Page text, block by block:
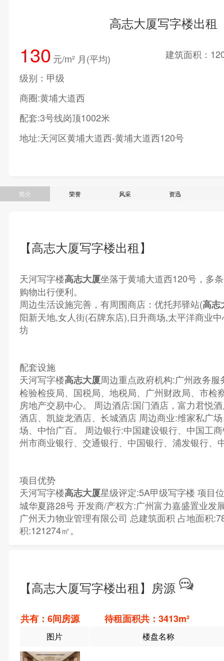
高志大厦写字楼出租
130 元/m² 月(平均)
建筑面积：
级别：甲级
商圈:黄埔大道西
配套:3号线岗顶1002米
地址:天河区黄埔大道西-黄埔大道西120号
简介 荣誉 风采 资迅
【高志大厦写字楼出租】
天河写字楼高志大厦坐落于黄埔大道西120号，多
购物出行便利。
周边生活设施完善，有周围商店：优托邦驿站(高志
阳新天地,女人街(石牌东店),日升商场,太平洋商业
坊
配套设施
天河写字楼高志大厦周边重点政府机构:广州政务服
检验检疫局、国税局、地税局、广州财政局、市检
房地产交易中心。 周边酒店:国门酒店，富力君悦
酒店、凯旋龙酒店、长城酒店 周边商业:维家私广
场、中怡广百。 周边银行:中国建设银行、中国工
州市商业银行、交通银行、中国银行、浦发银行、
项目优势
天河写字楼高志大厦星级评定:5A甲级写字楼 项目
城华夏路28号 开发商/产权方:广州富力嘉盛置业发
广州天力物业管理有限公司 总建筑面积 占地面积
积:121274㎡。
【高志大厦写字楼出租】房源
共有：6间房源 待租面积共：3413m²
图片 楼盘名称